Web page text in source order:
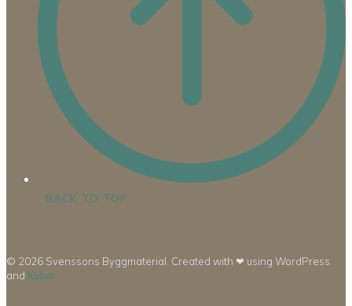
BACK TO TOP
© 2026 Svenssons Byggmaterial. Created with ❤ using WordPress
and Kubio